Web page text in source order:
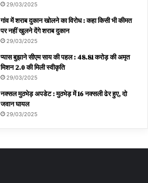
29/03/2025
गांव में शराब दुकान खोलने का विरोध : कहा किसी भी कीमत
पर नहीं खुलने देंगे शराब दुकान
29/03/2025
प्यास बुझाने सीएम साय की पहल : 48.81 करोड़ की अमृत
मिशन 2.0 की मिली स्वीकृति
29/03/2025
नक्सल मुठभेड़ अपडेट : मुठभेड़ में 16 नक्सली ढेर हुए, दो
जवान घायल
29/03/2025